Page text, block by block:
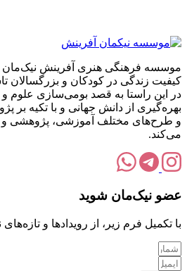
موسسه فرهنگی هنری آفرینش نیک‌مان
کیفیت زندگی در کودکان و
در این راستا به قصد بومی‌سازی علوم
بهره‌گیری از دانش جهانی و با تکیه بر
و طرح‌های مختلف آموزشی، پژوهشی و
می‌کند.
عضو نیک‌مان شوید
با تکمیل فرم زیر، از رویدادها و